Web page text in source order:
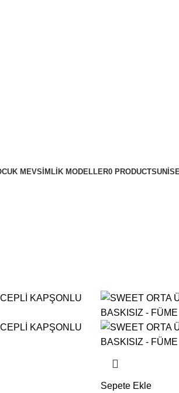
MEVSIMLIK MODELLER0 PRODUCTS
Sepete Ekle